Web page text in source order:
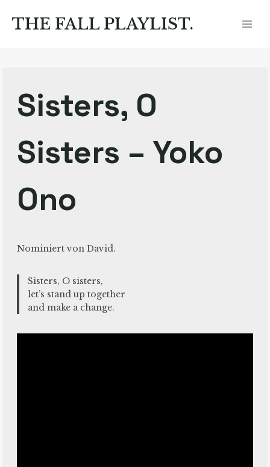
Inhalt
springen
THE FALL PLAYLIST.
Sisters, O
Sisters – Yoko
Ono
Nominiert von David.
Sisters, O sisters,
let’s stand up together
and make a change.